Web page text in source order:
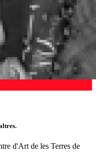
d'Art de les Terres de